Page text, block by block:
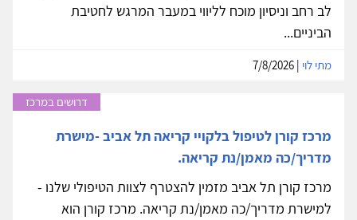
לב רחב וניסיון מוכח לליווי במעבר המרגש לחטיבת
הביניים...
מתי לוי
דרושים במרכז
מרכז קורן לטיפול בלקויי קריאה תל אביב -מישרת
מדריך/כה מאמן/נת קריאה.
מרכז קורן תל אביב מזמין להצטרף לצוות הטיפולי שלנו -
למישרת מדריך/כה מאמן/נת קריאה. מרכז קורן הוא